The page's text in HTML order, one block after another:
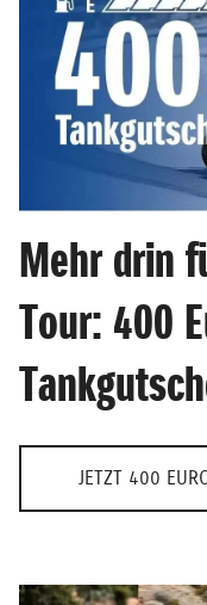
Mehr drin
Tour: 400
JETZT 400